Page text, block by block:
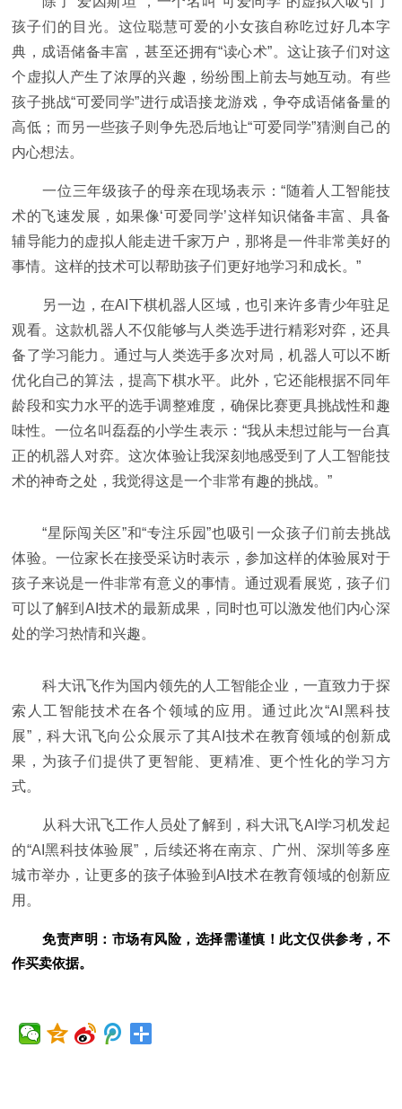
孩子们的目光。这位聪慧可爱的小女孩自称吃过好几本字
典，成语储备丰富，甚至还拥有“读心术”。这让孩子们对这
个虚拟人产生了浓厚的兴趣，纷纷围上前去与她互动。有些
孩子挑战“可爱同学”进行成语接龙游戏，争夺成语储备量的
高低；而另一些孩子则争先恐后地让“可爱同学”猜测自己的
内心想法。
一位三年级孩子的母亲在现场表示：“随着人工智能技
术的飞速发展，如果像‘可爱同学’这样知识储备丰富、具备
辅导能力的虚拟人能走进千家万户，那将是一件非常美好的
事情。这样的技术可以帮助孩子们更好地学习和成长。”
另一边，在AI下棋机器人区域，也引来许多青少年驻足
观看。这款机器人不仅能够与人类选手进行精彩对弈，还具
备了学习能力。通过与人类选手多次对局，机器人可以不断
优化自己的算法，提高下棋水平。此外，它还能根据不同年
龄段和实力水平的选手调整难度，确保比赛更具挑战性和趣
味性。一位名叫磊磊的小学生表示：“我从未想过能与一台真
正的机器人对弈。这次体验让我深刻地感受到了人工智能技
术的神奇之处，我觉得这是一个非常有趣的挑战。”
“星际闯关区”和“专注乐园”也吸引一众孩子们前去挑战
体验。一位家长在接受采访时表示，参加这样的体验展对于
孩子来说是一件非常有意义的事情。通过观看展览，孩子们
可以了解到AI技术的最新成果，同时也可以激发他们内心深
处的学习热情和兴趣。
科大讯飞作为国内领先的人工智能企业，一直致力于探
索人工智能技术在各个领域的应用。通过此次“AI黑科技
展”，科大讯飞向公众展示了其AI技术在教育领域的创新成
果，为孩子们提供了更智能、更精准、更个性化的学习方
式。
从科大讯飞工作人员处了解到，科大讯飞AI学习机发起
的“AI黑科技体验展”，后续还将在南京、广州、深圳等多座
城市举办，让更多的孩子体验到AI技术在教育领域的创新应
用。
免责声明：市场有风险，选择需谨慎！此文仅供参考，不
作买卖依据。